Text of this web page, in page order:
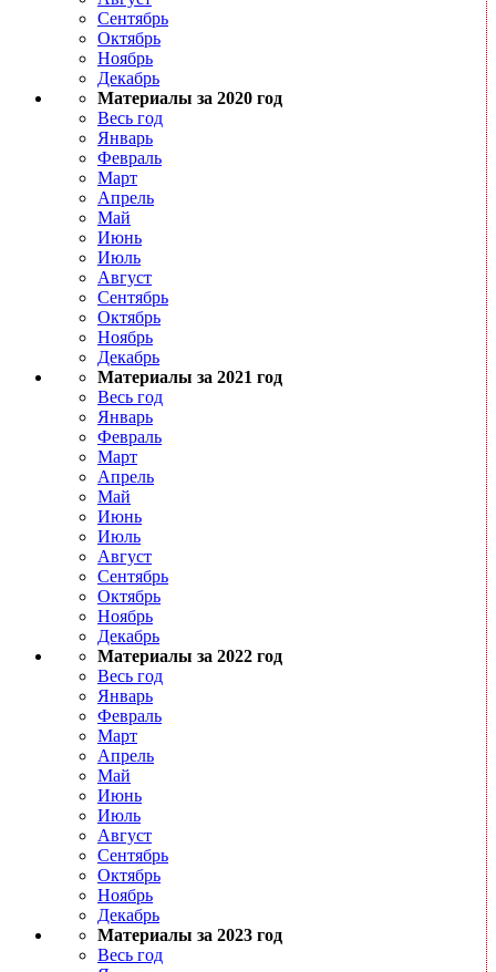
Сентябрь
Октябрь
Ноябрь
Декабрь
Материалы за 2020 год
Весь год
Январь
Февраль
Март
Апрель
Май
Июнь
Июль
Август
Сентябрь
Октябрь
Ноябрь
Декабрь
Материалы за 2021 год
Весь год
Январь
Февраль
Март
Апрель
Май
Июнь
Июль
Август
Сентябрь
Октябрь
Ноябрь
Декабрь
Материалы за 2022 год
Весь год
Январь
Февраль
Март
Апрель
Май
Июнь
Июль
Август
Сентябрь
Октябрь
Ноябрь
Декабрь
Материалы за 2023 год
Весь год